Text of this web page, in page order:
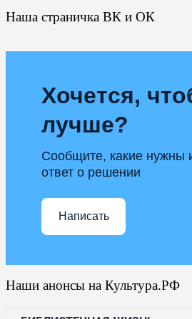
Наша страничка ВК и ОК
Хочется,
лучше?
Сообщите, какие нужны
ответ о решении
Написать
Наши анонсы на Культура.РФ